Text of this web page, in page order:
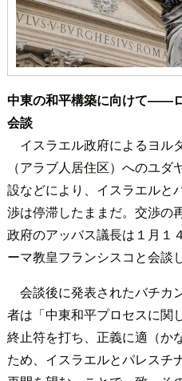
中東の和平構築に向けて――
会談
イスラエル政府によるヨル
（アラブ人居住区）へのユ
設などにより、イスラエルと
渉は停滞したままだ。交渉の
政府のアッバス議長は１月１
ーマ教皇フランシスコと会談し
会談後に発表されたバチカ
者は「中東和平プロセスに関
終止符を打ち、正義に適（か
ため、イスラエルとパレスチ